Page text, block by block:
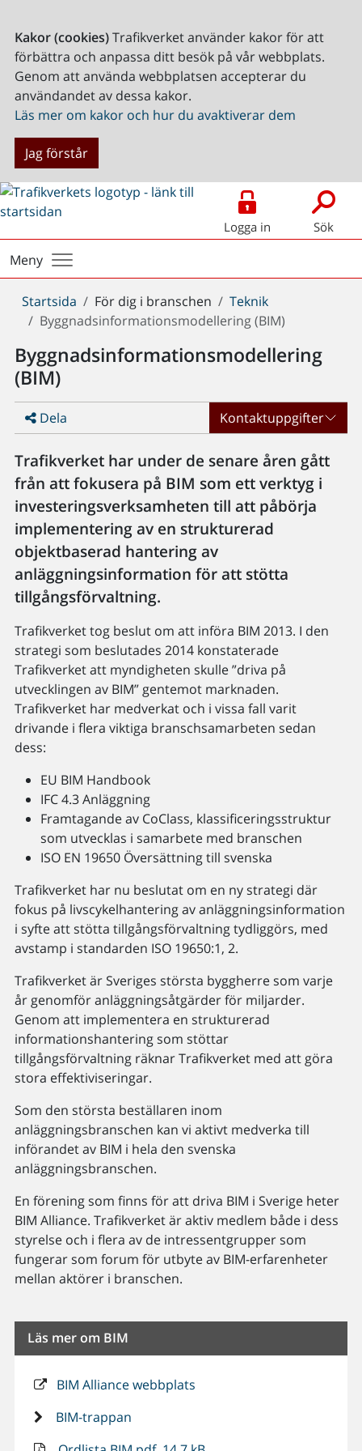
Kakor (cookies)Trafikverket använder kakor för att
förbättra och anpassa ditt besök på vår webbplats.
Genom att använda webbplatsen accepterar du
användandet av dessa kakor.
Läs mer om kakor och hur du avaktiverar dem
Jag förstår
Logga in Sök
Meny
Du
är
Startsida För dig i branschen
Teknik
Byggnadsinformationsmodellering (BIM)
Byggnadsinformationsmodellering
(BIM)
Dela Kontaktuppgifter
Trafikverket har under de senare åren gått
från att fokusera på BIM som ett verktyg i
investeringsverksamheten till att påbörja
implementering av en strukturerad
objektbaserad hantering av
anläggningsinformation för att stötta
tillgångsförvaltning.
Trafikverket tog beslut om att införa BIM 2013. I den
strategi som beslutades 2014 konstaterade
Trafikverket att myndigheten skulle ”driva på
utvecklingen av BIM” gentemot marknaden.
Trafikverket har medverkat och i vissa fall varit
drivande i flera viktiga branschsamarbeten sedan
dess:
EU BIM Handbook
IFC 4.3 Anläggning
Framtagande av CoClass, klassificeringsstruktur
som utvecklas i samarbete med branschen
ISO EN 19650 Översättning till svenska
Trafikverket har nu beslutat om en ny strategi där
fokus på livscykelhantering av anläggningsinformation
i syfte att stötta tillgångsförvaltning tydliggörs, med
avstamp i standarden ISO 19650:1, 2.
Trafikverket är Sveriges största byggherre som varje
år genomför anläggningsåtgärder för miljarder.
Genom att implementera en strukturerad
informationshantering som stöttar
tillgångsförvaltning räknar Trafikverket med att göra
stora effektiviseringar.
Som den största beställaren inom
anläggningsbranschen kan vi aktivt medverka till
införandet av BIM i hela den svenska
anläggningsbranschen.
En förening som finns för att driva BIM i Sverige heter
BIM Alliance. Trafikverket är aktiv medlem både i dess
styrelse och i flera av de intressentgrupper som
fungerar som forum för utbyte av BIM-erfarenheter
mellan aktörer i branschen.
Läs mer om BIM
BIM Alliance webbplats
BIM-trappan